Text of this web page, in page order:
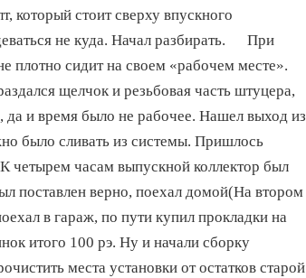
который стоит сверху впускного
не куда. Начал разбирать. При
плотно сидит на своем «рабочем месте».
щелчок и резьбовая часть штуцера,
да и время было не рабочее. Нашел выход из
было сливать из системы. Пришлось
четырем часам выпускной коллектор был
поставлен верно, поехал домой(На втором
в гараж, по пути купил прокладки на
итого 100 рэ. Ну и начали сборку
места установки от остатков старой